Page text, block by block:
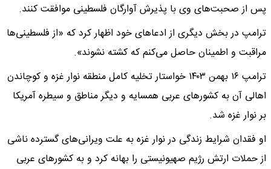
پس از صحبت‌های وی با پذیرش آوارگان فلسطینی موافقت کنند.
ترامپ در بخش دیگری از ادعاهای خود اظهار کرد که «از فلسطینی‌ها
مراقبت و اطمینان حاصل می‌کنم که کشته نشوند».
ترامپ ۱۶ بهمن ۱۴۰۳ خواستار تخلیه کامل منطقه نوار غزه و کوچاندن
اهالی آن به کشورهای عربی همسایه و دیگر مناطق و سیطره آمریکا
بر نوار غزه شد.
او فقدان شرایط زندگی در نوار غزه به علت ویرانی‌های گسترده ناشی
از حملات ارتش رژیم صهیونیستی را بهانه کرد و به کشورهای عربی